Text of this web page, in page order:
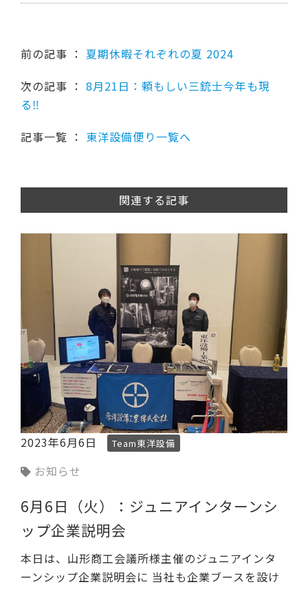
前の記事 ： 夏期休暇それぞれの夏 2024
次の記事 ： 8月21日：頼もしい三銃士今年も現
る‼
記事一覧 ： 東洋設備便り一覧へ
関連する記事
2023年6月6日 Team東洋設備
お知らせ
6月6日（火）：ジュニアインターンシ
ップ企業説明会
本日は、山形商工会議所様主催のジュニアインタ
ーンシップ企業説明会に 当社も企業ブースを設け